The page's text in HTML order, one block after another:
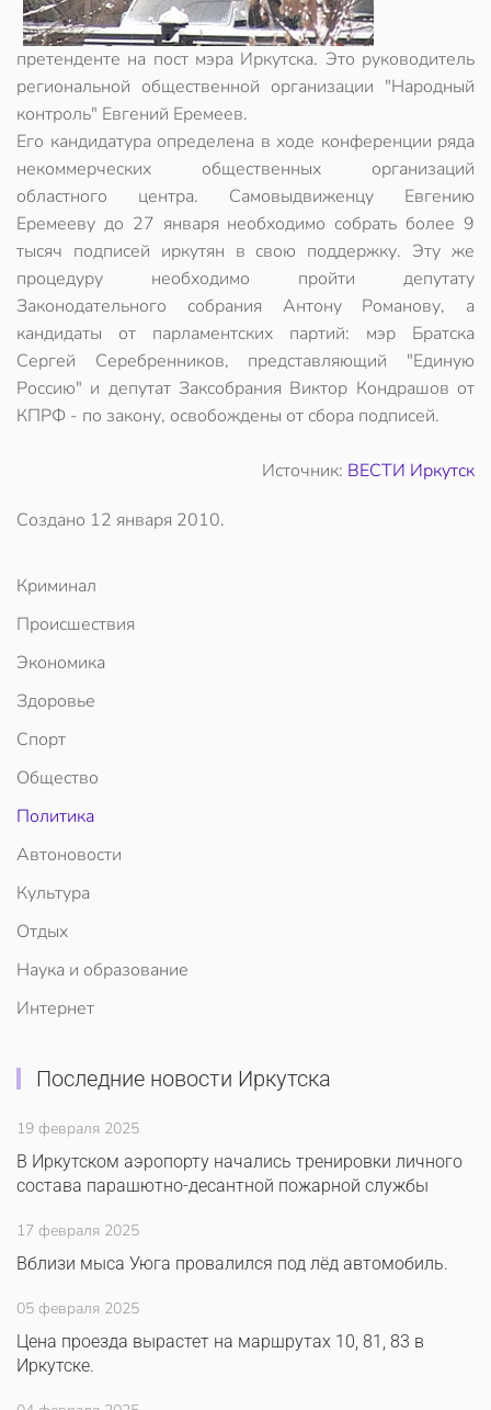
претенденте на пост мэра Иркутска. Это руководитель
региональной общественной организации "Народный
контроль" Евгений Еремеев.
Его кандидатура определена в ходе конференции ряда
некоммерческих общественных организаций
областного центра. Самовыдвиженцу Евгению
Еремееву до 27 января необходимо собрать более 9
тысяч подписей иркутян в свою поддержку. Эту же
процедуру необходимо пройти депутату
Законодательного собрания Антону Романову, а
кандидаты от парламентских партий: мэр Братска
Сергей Серебренников, представляющий "Единую
Россию" и депутат Заксобрания Виктор Кондрашов от
КПРФ - по закону, освобождены от сбора подписей.
Источник: ВЕСТИ Иркутск
Создано 12 января 2010.
Криминал
Происшествия
Экономика
Здоровье
Спорт
Общество
Политика
Автоновости
Культура
Отдых
Наука и образование
Интернет
Последние новости Иркутска
19 февраля 2025
В Иркутском аэропорту начались тренировки личного
состава парашютно-десантной пожарной службы
17 февраля 2025
Вблизи мыса Уюга провалился под лёд автомобиль.
05 февраля 2025
Цена проезда вырастет на маршрутах 10, 81, 83 в
Иркутске.